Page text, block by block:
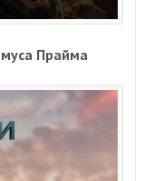
Прайма